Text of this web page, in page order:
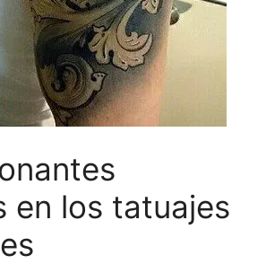
en los tatuajes